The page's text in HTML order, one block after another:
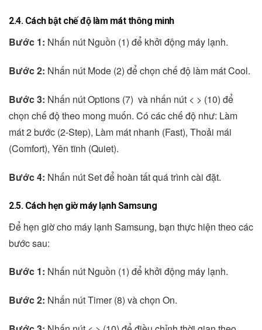
2.4. Cách bật chế độ làm mát thông minh
Bước 1: Nhấn nút Nguồn (1) để khởi động máy lạnh.
Bước 2: Nhấn nút Mode (2) để chọn chế độ làm mát Cool.
Bước 3: Nhấn nút Options (7) và nhấn nút < > (10) để
chọn chế độ theo mong muốn. Có các chế độ như: Làm
mát 2 bước (2-Step), Làm mát nhanh (Fast), Thoải mái
(Comfort), Yên tĩnh (Quiet).
Bước 4: Nhấn nút Set để hoàn tất quá trình cài đặt.
2.5. Cách hẹn giờ máy lạnh Samsung
Để hẹn giờ cho máy lạnh Samsung, bạn thực hiện theo các
bước sau:
Bước 1: Nhấn nút Nguồn (1) để khởi động máy lạnh.
Bước 2: Nhấn nút Timer (8) và chọn On.